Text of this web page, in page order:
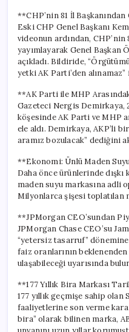
**CHP’nin 81 İl
Eski CHP Genel Başkanı
videonun ardından,
yayımlayarak Genel Başkan
açıkladı. Bildiride,
yetki AK Parti’den alınamaz”
**AK Parti ile MHP
Gazeteci Nergis Demirkaya,
köşesinde AK Parti ve MHP
ele aldı. Demirkaya, AKP’li
aramız bozulacak” dediğini
**Ekonomi: Ünlü Maden
Daha önce ürünlerinde
maden suyu markasına adli
Milyonlarca şişesi toplatılan
**JPMorgan CEO’sundan
JPMorgan Chase CEO’su
“yetersiz tasarruf”
faiz oranlarının
ulaşabileceği uyarısında
**177 Yıllık Bira Markası
177 yıllık geçmişe sahip
faaliyetlerine son verme
bira” olarak bilinen marka,